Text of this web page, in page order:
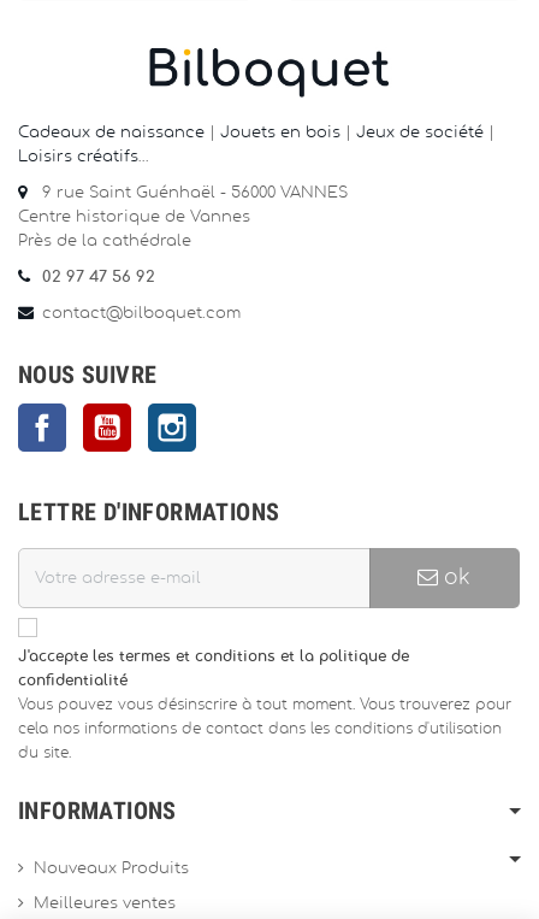
Cadeaux de naissance Jouets en bois Jeux de société
Loisirs créatifs…
9 rue Saint Guénhaël - 56000 VANNES
Centre historique de Vannes
Près de la cathédrale
02 97 47 56 92
contact@bilboquet.com
NOUS SUIVRE
FacebookYouTube
LETTRE D'INFORMATIONS
ok
J'accepte les termes et conditions et la politique de
confidentialité
Vous pouvez vous désinscrire à tout moment. Vous trouverez pour
cela nos informations de contact dans les conditions d'utilisation
du site.
INFORMATIONS
Nouveaux Produits
Meilleures ventes